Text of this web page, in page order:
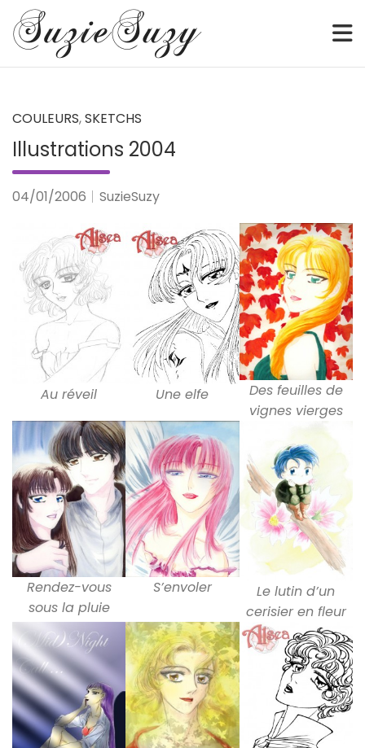
content
SuzieSuzy
Sketch • Watercolor • Illustration • Webcomic • Digital
COULEURS,SKETCHS
Illustrations 2004
04/01/2006 SuzieSuzy
Au réveil Une elfe
Des feuilles de
vignes vierges
Rendez-vous
sous la pluie
S’envoler
Le lutin d’un
cerisier en fleur